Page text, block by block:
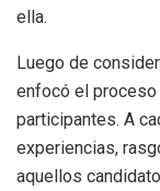
ella.
Luego de
enfocó el proceso
participantes. A
experiencias,
aquellos